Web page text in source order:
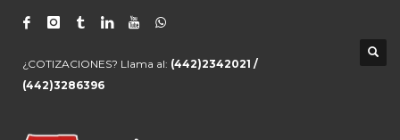
¿COTIZACIONES? Llama al: (442)2342021 /
(442)3286396